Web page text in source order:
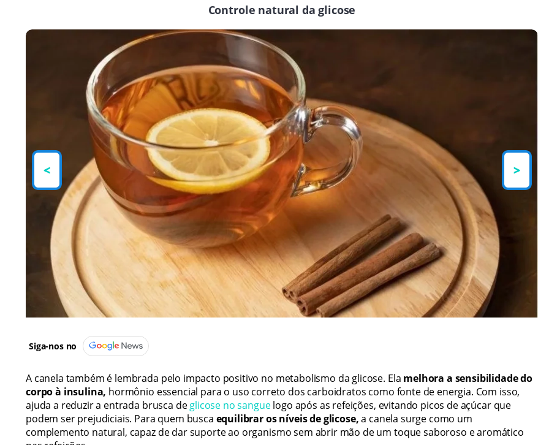
Controle natural da glicose
< >
Siga-nos no
A canela também é lembrada pelo impacto positivo no metabolismo da glicose. Ela melhora a sensibilidade do
corpo à insulina, hormônio essencial para o uso correto dos carboidratos como fonte de energia. Com isso,
ajuda a reduzir a entrada brusca deglicose no sanguelogo após as refeições, evitando picos de açúcar que
podem ser prejudiciais. Para quem busca equilibrar os níveis de glicose,a canela surge como um
complemento natural, capaz de dar suporte ao organismo sem abrir mão de um toque saboroso e aromático